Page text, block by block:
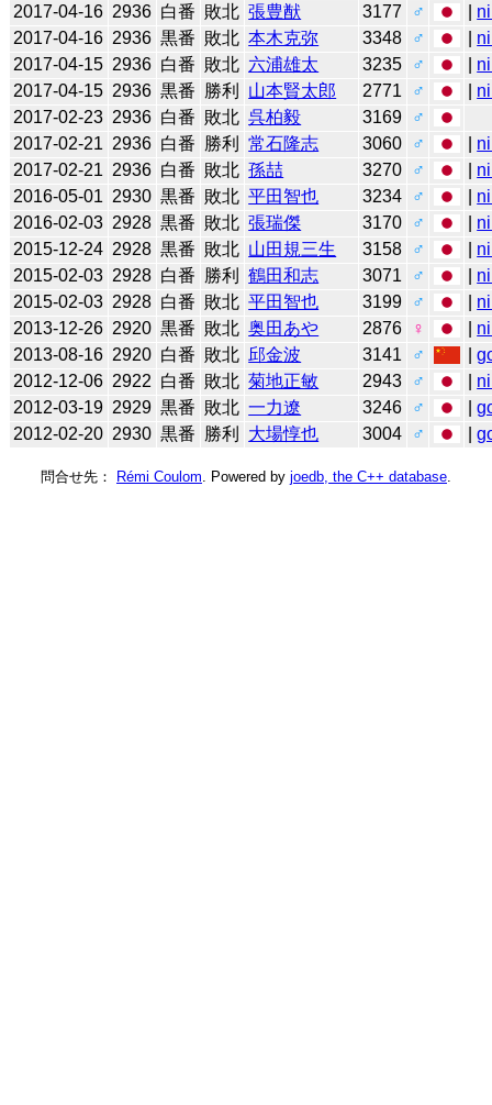
2017-04-16 2936 白番 敗北 張豊猷 3177 ♂
2017-04-16 2936 黒番 敗北 本木克弥 3348 ♂
2017-04-15 2936 白番 敗北 六浦雄太 3235 ♂
2017-04-15 2936 黒番 勝利 山本賢太郎 2771 ♂
2017-02-23 2936 白番 敗北 呉柏毅 3169
♂
2017-02-21 2936 白番 勝利 常石隆志 3060 ♂
2017-02-21 2936 白番 敗北 孫喆 3270 ♂
2016-05-01 2930 黒番 敗北 平田智也 3234 ♂
2016-02-03 2928 黒番 敗北 張瑞傑 3170 ♂
2015-12-24 2928 黒番 敗北 山田規三生 3158 ♂
2015-02-03 2928 白番 勝利 鶴田和志 3071 ♂
2015-02-03 2928 白番 敗北 平田智也 3199 ♂
2013-12-26 2920 黒番 敗北 奥田あや 2876 ♀
2013-08-16 2920 白番 敗北 邱金波 3141 ♂ |
2012-12-06 2922 白番 敗北 菊地正敏 2943 ♂
2012-03-19 2929 黒番 敗北 一力遼 3246 ♂ |
2012-02-20 2930 黒番 勝利 大場惇也 3004 ♂ |
問合せ先： Rémi Coulom . Powered by joedb, the C++ database